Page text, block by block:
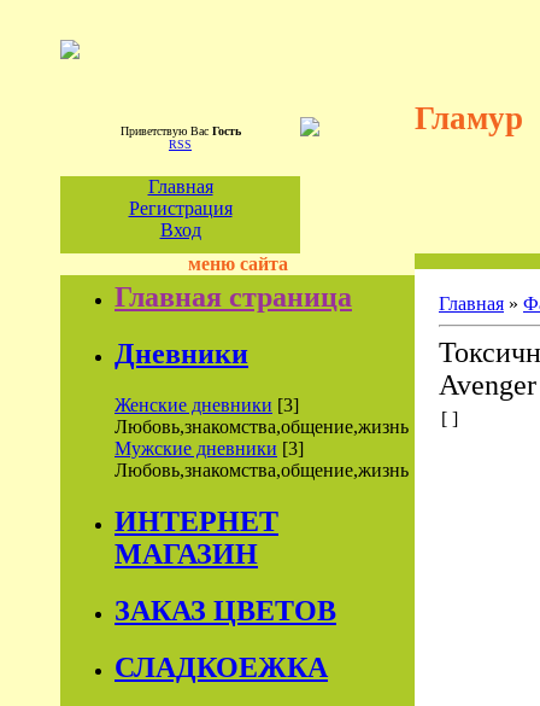
Приветствую Вас Гость
RSS
Гламур
Главная
Регистрация
Вход
меню сайта
Главная страница
Дневники
Женские дневники [3]
Любовь,знакомства,общение,жизнь
Мужские дневники [3]
Любовь,знакомства,общение,жизнь
ИНТЕРНЕТ
МАГАЗИН
ЗАКАЗ ЦВЕТОВ
СЛАДКОЕЖКА
Главная »
[ ]